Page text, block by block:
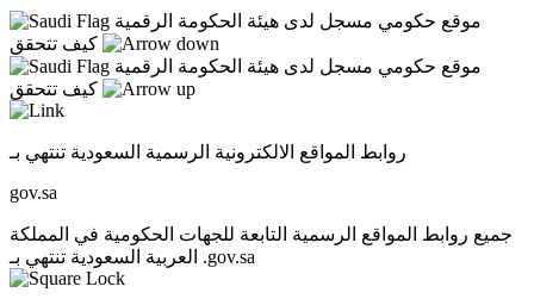
موقع حكومي مسجل لدى هيئة الحكومة الرقمية
موقع حكومي مسجل لدى هيئة الحكومة الرقمية
روابط المواقع الالكترونية الرسمية السعودية تنتهي بـ
gov.sa
جميع روابط المواقع الرسمية التابعة للجهات الحكومية في المملكة
العربية السعودية تنتهي بـ .gov.sa